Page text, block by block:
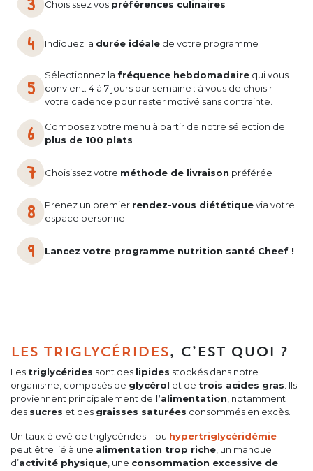
Choisissez vos préférences culinaires
Indiquez la durée idéale de votre programme
Sélectionnez la fréquence hebdomadaire qui vous
convient. 4 à 7 jours par semaine : à vous de choisir
votre cadence pour rester motivé sans contrainte.
Composez votre menu à partir de notre sélection de
plus de 100 plats
Choisissez votre méthode de livraison préférée
Prenez un premier rendez-vous diététiquevia votre
espace personnel
Lancez votre programme nutrition santé Cheef !
LES TRIGLYCÉRIDES, C’EST QUOI ?
Les triglycérides sont des lipides stockés dans notre
organisme, composés de glycérol et de trois acides gras. Ils
proviennent principalement de l’alimentation, notamment
des sucres et des graisses saturées consommés en excès.
Un taux élevé de triglycérides – ou hypertriglycéridémie–
peut être lié à une alimentation trop riche, un manque
d’activité physique, une consommation excessive de